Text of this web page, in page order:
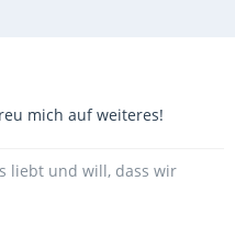
mich auf weiteres!
liebt und will, dass wir